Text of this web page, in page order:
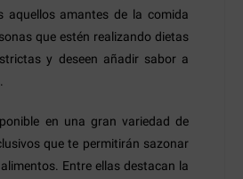
aquellos amantes de la comida
que estén realizando dietas
y deseen añadir sabor a
en una gran variedad de
que te permitirán sazonar
Entre ellas destacan la